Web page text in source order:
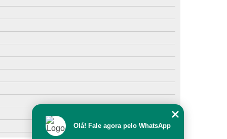
Olá! Fale agora pelo WhatsApp